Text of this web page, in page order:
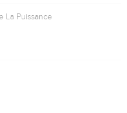
La Puissance